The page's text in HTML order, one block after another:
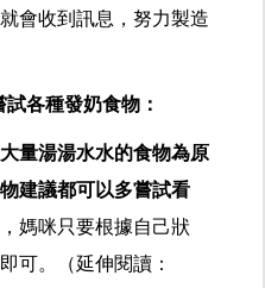
就會收到訊息，努力製造
各種發奶食物：
量湯湯水水的食物為原
建議都可以多嘗試看
媽咪只要根據自己狀
可。（延伸閱讀：